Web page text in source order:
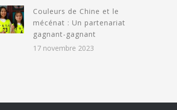
Couleurs de Chine et le
mécénat : Un partenariat
gagnant-gagnant
17 novembre 2023